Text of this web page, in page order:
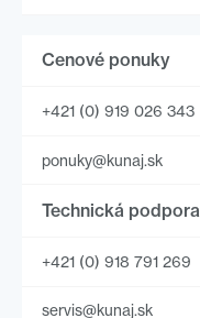
Cenové ponuky
+421 (0) 919 026 343
ponuky@kunaj.sk
Technická podpora
+421 (0) 918 791 269
servis@kunaj.sk